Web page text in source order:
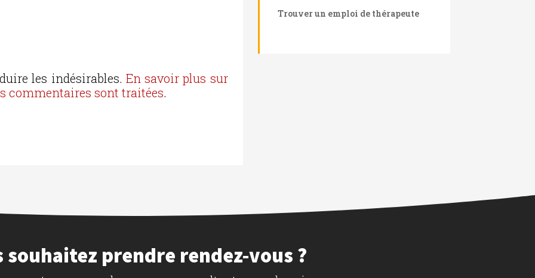
les indésirables. En savoir plus sur
commentaires sont traitées.
Trouver un emploi de thérapeute
souhaitez prendre rendez-vous ?